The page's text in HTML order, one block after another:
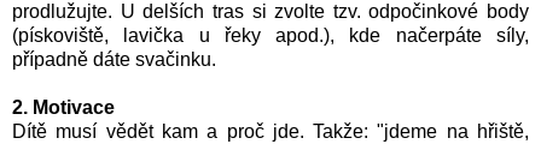
prodlužujte. U delších tras si zvolte tzv. odpočinkové body
(pískoviště, lavička u řeky apod.), kde načerpáte síly,
případně dáte svačinku.
2. Motivace
Dítě musí vědět kam a proč jde. Takže: "jdeme na hřiště,